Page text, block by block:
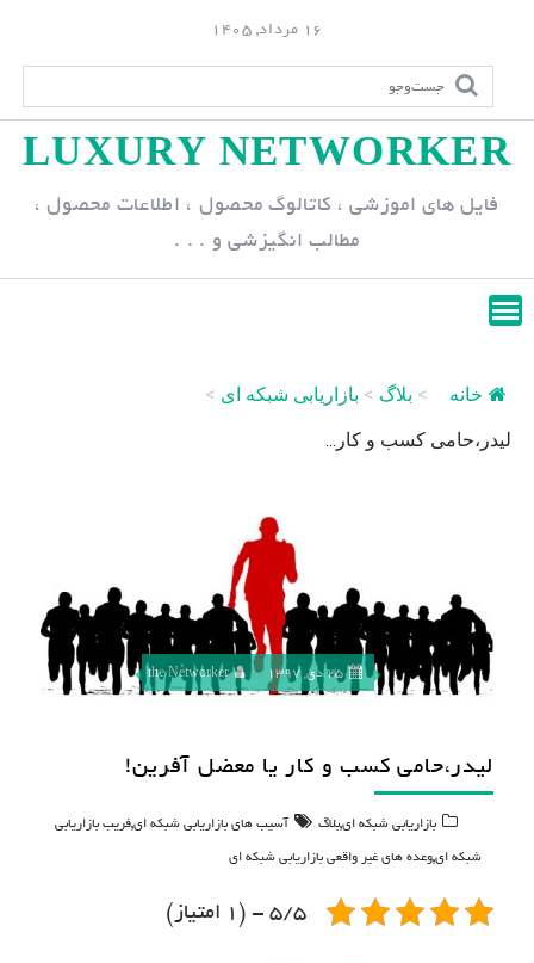
p
n
16 مرداد, 1405
LUXURY NETWORKER
فایل های اموزشی ، کاتالوگ محصول ، اطلاعات محصول ،
مطالب انگیزشی و . . .
خانه > بلاگ > بازاریابی شبکه ای >
لیدر،حامی کسب و کار...
25 دی, 1397 the Networker
لیدر،حامی کسب و کار یا معضل آفرین!
بازاریابی شبکه ای,بلاگ آسیب های بازاریابی شبکه ای,فریب بازاریابی
شبکه ای,وعده های غیر واقعی بازاریابی شبکه ای
5/5 - (1 امتیاز)